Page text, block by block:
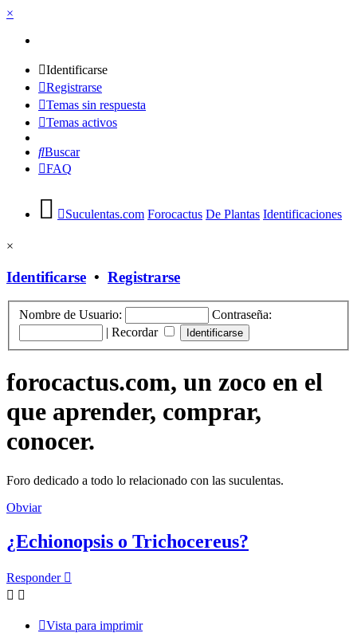
×
Identificarse
Registrarse
Temas sin respuesta
Temas activos
Buscar
FAQ
Suculentas.com Forocactus De Plantas Identificaciones
×
Identificarse • Registrarse
Nombre de Usuario:
Contraseña:
| Recordar
forocactus.com, un zoco en el
que aprender, comprar,
conocer.
Foro dedicado a todo lo relacionado con las suculentas.
Obviar
¿Echionopsis o Trichocereus?
Responder
Vista para imprimir